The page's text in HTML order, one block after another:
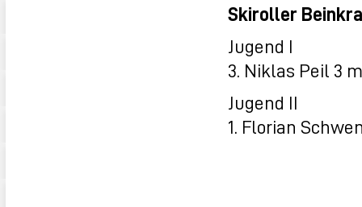
Skiroller
Jugend I
3. Niklas Peil 3
Jugend II
1. Florian